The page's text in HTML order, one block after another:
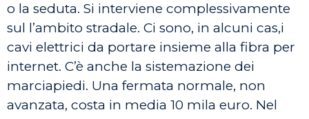
o la seduta. Si interviene complessivamente
sul l’ambito stradale. Ci sono, in alcuni cas,i
cavi elettrici da portare insieme alla fibra per
internet. C’è anche la sistemazione dei
marciapiedi. Una fermata normale, non
avanzata, costa in media 10 mila euro. Nel